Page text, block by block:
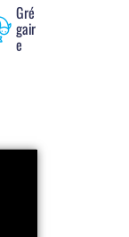
Gré
gair
e